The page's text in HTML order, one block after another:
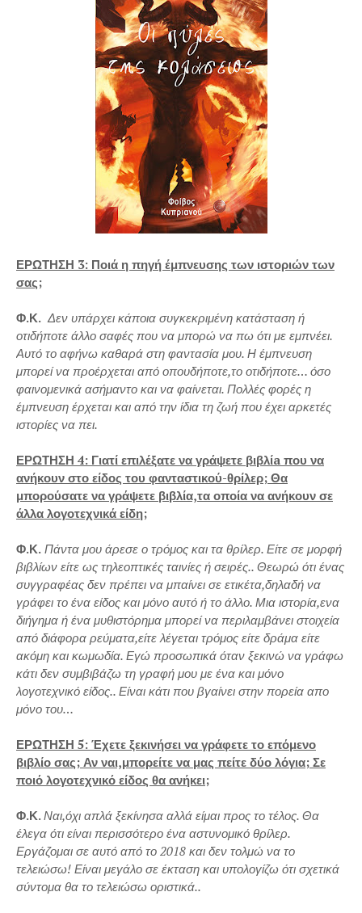
ΕΡΩΤΗΣΗ 3: Ποιά η πηγή έμπνευσης των ιστοριών των
σας;
Φ.Κ. Δεν υπάρχει κάποια συγκεκριμένη κατάσταση ή
οτιδήποτε άλλο σαφές που να μπορώ να πω ότι με εμπνέει.
Αυτό το αφήνω καθαρά στη φαντασία μου. Η έμπνευση
μπορεί να προέρχεται από οπουδήποτε,το οτιδήποτε… όσο
φαινομενικά ασήμαντο και να φαίνεται. Πολλές φορές η
έμπνευση έρχεται και από την ίδια τη ζωή που έχει αρκετές
ιστορίες να πει.
ΕΡΩΤΗΣΗ 4: Γιατί επιλέξατε να γράψετε βιβλίa που να
ανήκουν στο είδος του φανταστικού-θρίλερ; Θα
μπορούσατε να γράψετε βιβλία,τα οποία να ανήκουν σε
άλλα λογοτεχνικά είδη;
Φ.Κ. Πάντα μου άρεσε ο τρόμος και τα θρίλερ. Είτε σε μορφή
βιβλίων είτε ως τηλεοπτικές ταινίες ή σειρές.. Θεωρώ ότι ένας
συγγραφέας δεν πρέπει να μπαίνει σε ετικέτα,δηλαδή να
γράφει το ένα είδος και μόνο αυτό ή το άλλο. Μια ιστορία,ενα
διήγημα ή ένα μυθιστόρημα μπορεί να περιλαμβάνει στοιχεία
από διάφορα ρεύματα,είτε λέγεται τρόμος είτε δράμα είτε
ακόμη και κωμωδία. Εγώ προσωπικά όταν ξεκινώ να γράφω
κάτι δεν συμβιβάζω τη γραφή μου με ένα και μόνο
λογοτεχνικό είδος.. Είναι κάτι που βγαίνει στην πορεία απο
μόνο του…
ΕΡΩΤΗΣΗ 5: Έχετε ξεκινήσει να γράφετε το επόμενο
βιβλίο σας; Αν ναι,μπορείτε να μας πείτε δύο λόγια; Σε
ποιό λογοτεχνικό είδος θα ανήκει;
Φ.Κ.Ναι,όχι απλά ξεκίνησα αλλά είμαι προς το τέλος. Θα
έλεγα ότι είναι περισσότερο ένα αστυνομικό θρίλερ.
Εργάζομαι σε αυτό από το 2018 και δεν τολμώ να το
τελειώσω! Είναι μεγάλο σε έκταση και υπολογίζω ότι σχετικά
σύντομα θα το τελειώσω οριστικά..